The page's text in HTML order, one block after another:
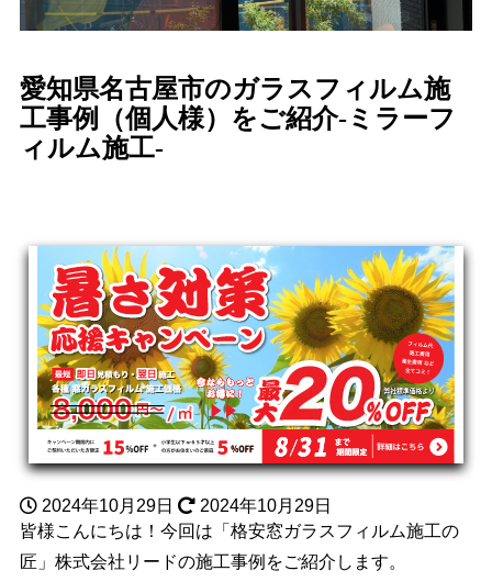
愛知県名古屋市のガラスフィルム施
工事例（個人様）をご紹介-ミラーフ
ィルム施工-
2024年10月29日
2024年10月29日
皆様こんにちは！今回は「格安窓ガラスフィルム施工の
匠」株式会社リードの施工事例をご紹介します。